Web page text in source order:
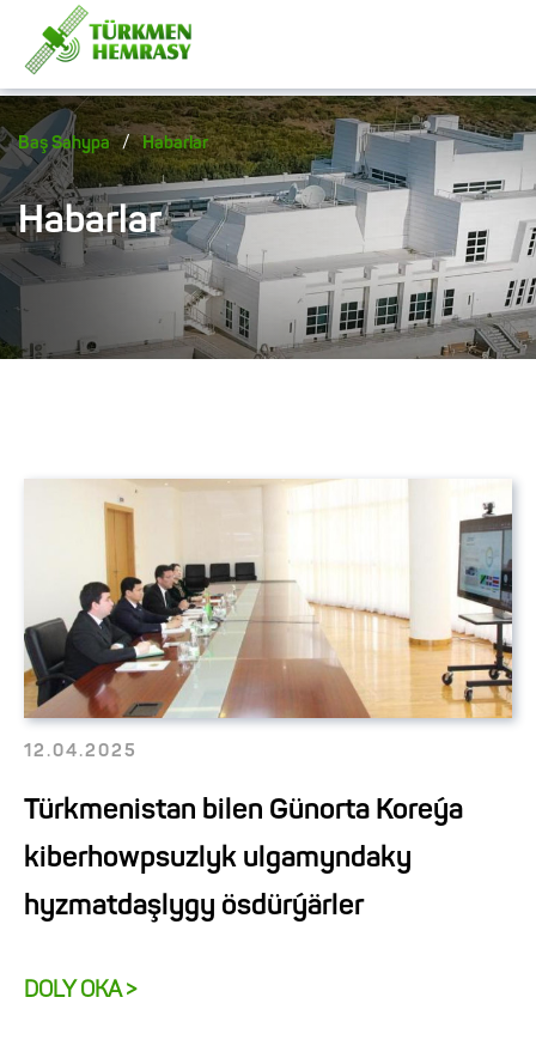
Baş Sahypa / Habarlar
Habarlar
12.04.2025
Türkmenistan bilen Günorta Koreýa
kiberhowpsuzlyk ulgamyndaky
hyzmatdaşlygy ösdürýärler
DOLY OKA >